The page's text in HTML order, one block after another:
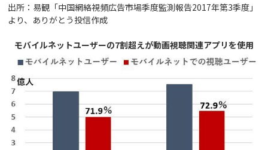
出所：易観「中国網絡視頻広告市場季度監測報告2017年第3季度」
より、ありがとう投信作成
モバイルネットユーザーの7割超えが動画視聴関連アプリを使用